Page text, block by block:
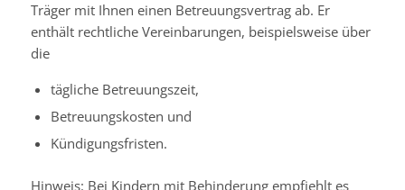
Träger mit Ihnen einen Betreuungsvertrag ab. Er
enthält rechtliche Vereinbarungen, beispielsweise über
die
tägliche Betreuungszeit,
Betreuungskosten und
Kündigungsfristen.
Hinweis: Bei Kindern mit Behinderung empfiehlt es